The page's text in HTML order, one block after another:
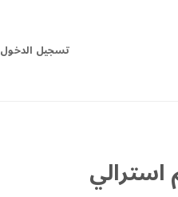
تسجيل الدخول